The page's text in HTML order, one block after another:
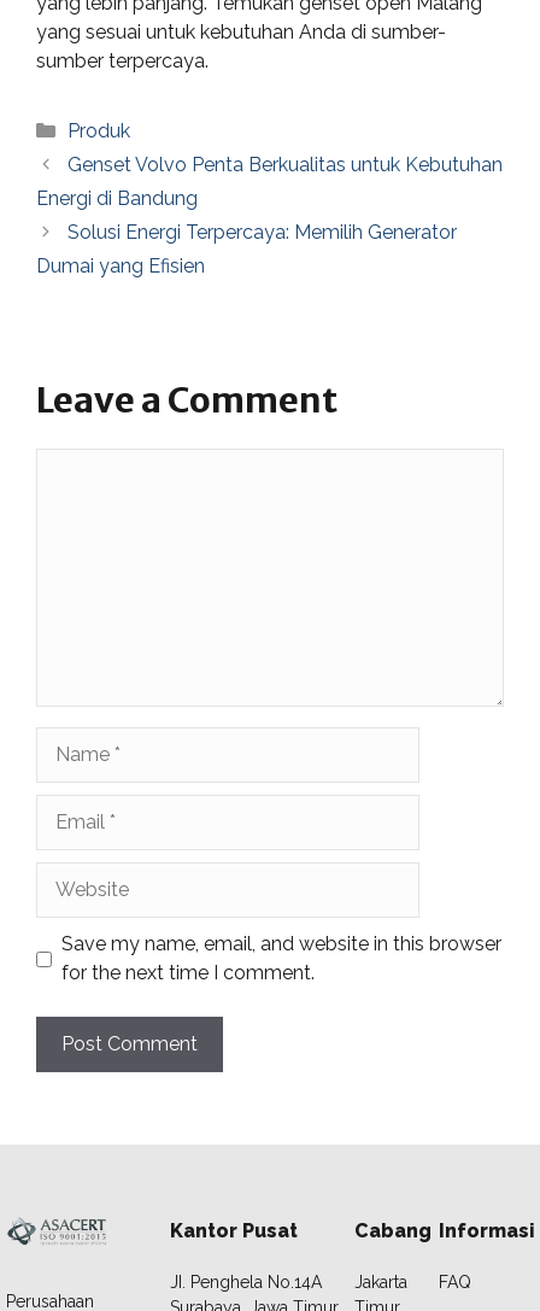
yang sesuai untuk kebutuhan Anda di sumber-
sumber terpercaya.
Categories
Produk
Genset Volvo Penta Berkualitas untuk Kebutuhan
Energi di Bandung
Solusi Energi Terpercaya: Memilih Generator
Dumai yang Efisien
Leave a Comment
Save my name, email, and website in this browser
for the next time I comment.
Perusahaan
Kantor Pusat
JI. Penghela No.14A
Cabang
Jakarta
Informasi
FAQ